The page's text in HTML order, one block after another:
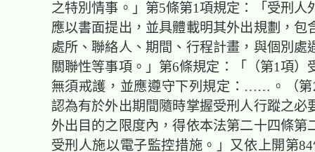
之特別情事。」第5條第1項規定：「受刑人
應以書面提出，並具體載明其外出規劃，包
處所、聯絡人、期間、行程計畫，與個別處
關聯性等事項。」第6條規定：「（第1項）
無須戒護，並應遵守下列規定：……。（第
認為有於外出期間隨時掌握受刑人行蹤之必
外出 目的之限度內，得依本法第二十四條第
受刑人施以電子監控措施。」又依上開第